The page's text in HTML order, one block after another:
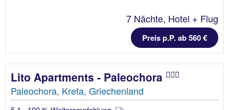
7 Nächte, Hotel + Flug
Preis p.P. ab 560 €
Lito Apartments - Paleochora
Paleochora, Kreta, Griechenland